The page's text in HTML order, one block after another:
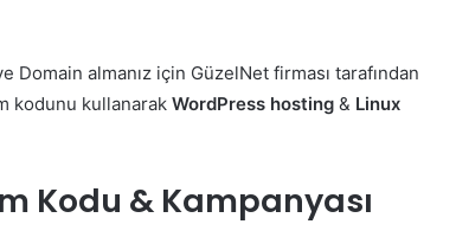
almanız için GüzelNet firması tarafından
kodunu kullanarak WordPress hosting & Linux
Kodu & Kampanyası